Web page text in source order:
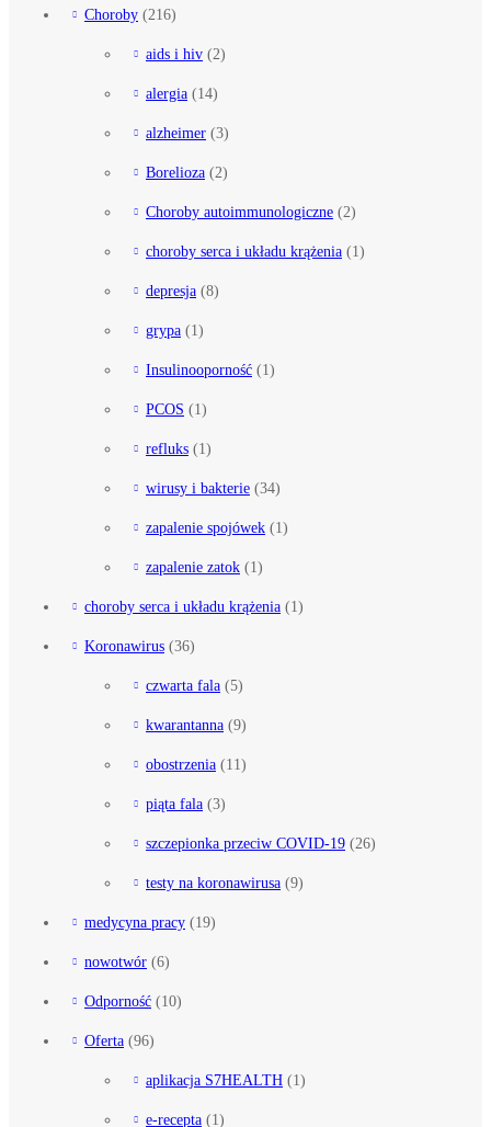
Choroby (216)
aids i hiv (2)
alergia (14)
alzheimer (3)
Borelioza (2)
Choroby autoimmunologiczne (2)
choroby serca i układu krążenia (1)
depresja (8)
grypa (1)
Insulinooporność (1)
PCOS (1)
refluks (1)
wirusy i bakterie (34)
zapalenie spojówek (1)
zapalenie zatok (1)
choroby serca i układu krążenia (1)
Koronawirus (36)
czwarta fala (5)
kwarantanna (9)
obostrzenia (11)
piąta fala (3)
szczepionka przeciw COVID-19 (26)
testy na koronawirusa (9)
medycyna pracy (19)
nowotwór (6)
Odporność (10)
Oferta (96)
aplikacja S7HEALTH (1)
e-recepta (1)